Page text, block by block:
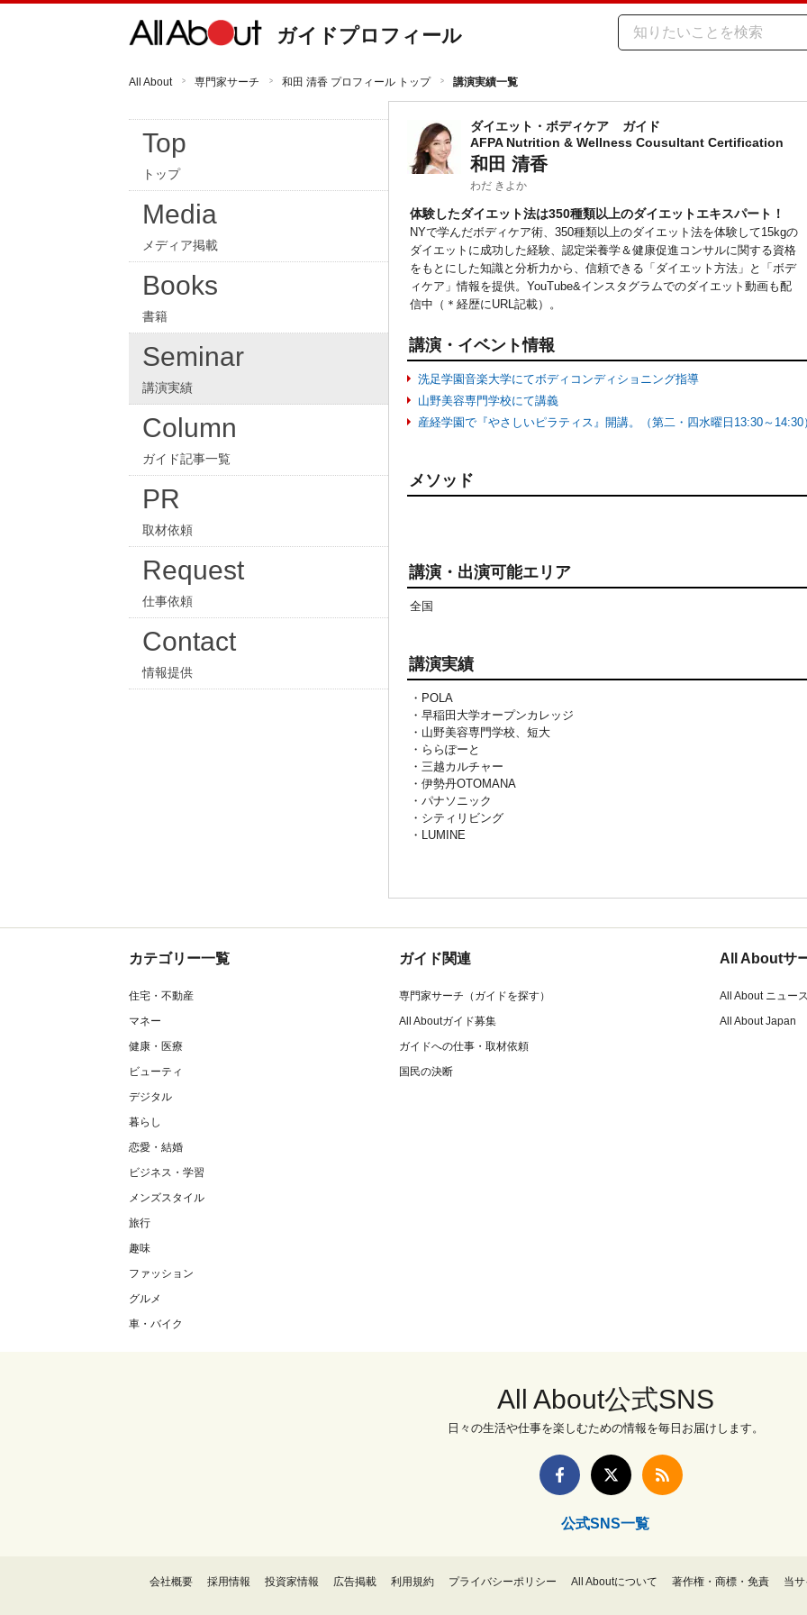
ガイドプロフィール
All About 専門家サーチ 和田 清香 プロフィール トップ 講演実績一覧
Top
トップ
Media
メディア掲載
Books
書籍
Seminar
講演実績
Column
ガイド記事一覧
PR
取材依頼
Request
仕事依頼
Contact
情報提供
ダイエット・ボディケア
ガイド
AFPA Nutrition & Wellness Cousultant Certification
和田 清香
わだ きよか
体験したダイエット法は350種類以上のダイエットエキスパート！
NYで学んだボディケア術、350種類以上のダイエット法を体験して15kgの
ダイエットに成功した経験、認定栄養学＆健康促進コンサルに関する資格
をもとにした知識と分析力から、信頼できる「ダイエット方法」と「ボデ
ィケア」情報を提供。YouTube&インスタグラムでのダイエット動画も配
信中（＊経歴にURL記載）。
講演・イベント情報
洗足学園音楽大学にてボディコンディショニング指導
山野美容専門学校にて講義
産経学園で『やさしいピラティス』開講。（第二・四水曜日13:30～14:30
メソッド
講演・出演可能エリア
全国
講演実績
・POLA
・早稲田大学オープンカレッジ
・山野美容専門学校、短大
・ららぽーと
・三越カルチャー
・伊勢丹OTOMANA
・パナソニック
・シティリビング
・LUMINE
カテゴリー一覧
住宅・不動産
マネー
健康・医療
ビューティ
デジタル
暮らし
恋愛・結婚
ビジネス・学習
メンズスタイル
旅行
趣味
ファッション
グルメ
車・バイク
ガイド関連
専門家サーチ（ガイドを探す）
All Aboutガイド募集
ガイドへの仕事・取材依頼
国民の決断
All Aboutサ
All About ニュー
All About Japan
All About公式SNS
日々の生活や仕事を楽しむための情報を毎日お届けします。
公式SNS一覧
会社概要 採用情報 投資家情報 広告掲載 利用規約 プライバシーポリシー All Aboutについて 著作権・商標・免責 当